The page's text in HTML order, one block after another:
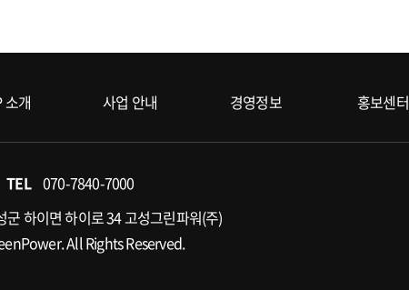
소개 사업 안내 경영정보 홍보센터
TEL 070-7840-7000
하이면 하이로 34 고성그린파워(주)
All Rights Reserved.